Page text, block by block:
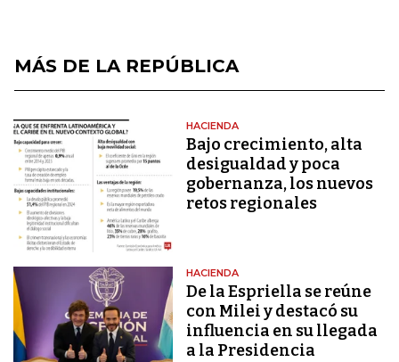
MÁS DE LA REPÚBLICA
HACIENDA
Bajo crecimiento, alta
desigualdad y poca
gobernanza, los nuevos
retos regionales
HACIENDA
De la Espriella se reúne
con Milei y destacó su
influencia en su llegada
a la Presidencia